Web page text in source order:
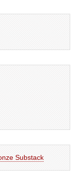
Substack